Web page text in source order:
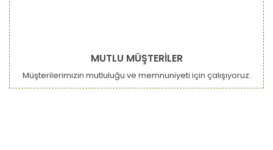
MUTLU MÜŞTERİLER
Müşterilerimizin mutluluğu ve memnuniyeti için çalışıyoruz.